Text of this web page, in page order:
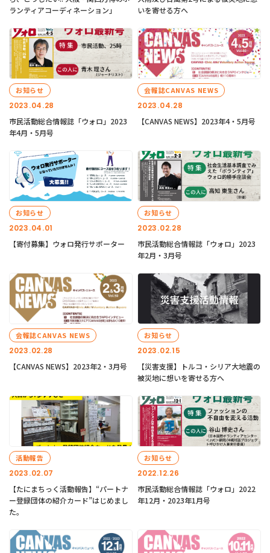
ランティアコーディネーション」
いを寄せる方へ
2023.04.28
お知らせ
市民活動総合情報誌「ウォロ」2023
年4月・5月号
2023.04.28
会報誌CANVAS NEWS
【CANVAS NEWS】2023年4・5月号
2023.04.01
お知らせ
【寄付募集】ウォロ発行サポーター
2023.02.28
お知らせ
市民活動総合情報誌「ウォロ」2023
年2月・3月号
2023.02.28
会報誌CANVAS NEWS
【CANVAS NEWS】2023年2・3月号
2023.02.15
お知らせ
【災害支援】トルコ・シリア大地震の
被災地に想いを寄せる方へ
2023.02.07
活動報告
【たにまちっく活動報告】“パートナ
ー登録団体の紹介カード”はじめまし
た。
2022.12.26
お知らせ
市民活動総合情報誌「ウォロ」2022
年12月・2023年1月号